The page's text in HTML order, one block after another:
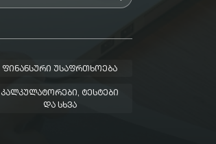
ᲤᲘᲜᲐᲜᲡᲣᲠᲘ ᲣᲡᲐᲤᲠᲗᲮᲝᲔᲑᲐ
ᲙᲐᲚᲙᲣᲚᲐᲢᲝᲠᲔᲑᲘ, ᲢᲔᲡᲢᲔᲑᲘ
ᲓᲐ ᲡᲮᲕᲐ